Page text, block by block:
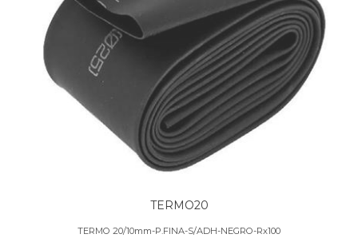
TERMO20
TERMO 20/10mm-P.FINA-S/ADH-NEGRO-Rx100